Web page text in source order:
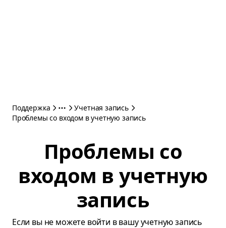
Поддержка
Учетная запись
Проблемы со входом в учетную запись
Проблемы со
входом в учетную
запись
Если вы не можете войти в вашу учетную запись